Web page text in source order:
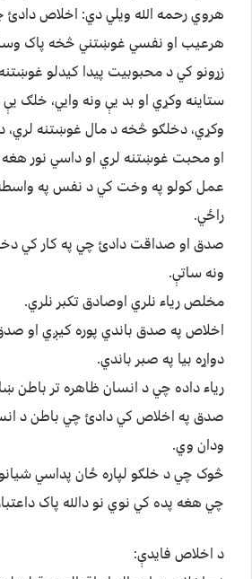
هروي رحمه الله ويلي دي: اخلاص
هرعيب او نفسي غوښتني څخه پاک
زړونو کي د محبوبيت پيدا کيدلو
ستاينه وکړي او بد يې ونه وايي، خلګ
وکړي، دخلګو څخه د مال غوښتنه
او محبت غوښتنه لري او داسي نور
عمل کولو په وخت کي د نفس په
راځي.
صدق او صداقت دادئ چي په کار کي
ونه ساتې.
مخلص رياء نلري اوصادق تکبر نلري.
اخلاص په صدق باندي پوره کيږي او
دواړه بيا په صبر باندي.
رياء داده چي د انسان ظاهره تر باطن
صدق په اخلاص کي دادئ چي باطن د
ودان وي.
څوک چي د خلګو لپاره ځان پداسي
چي هغه پده کي نوي نو دالله پاک
د اخلاص فايدې: